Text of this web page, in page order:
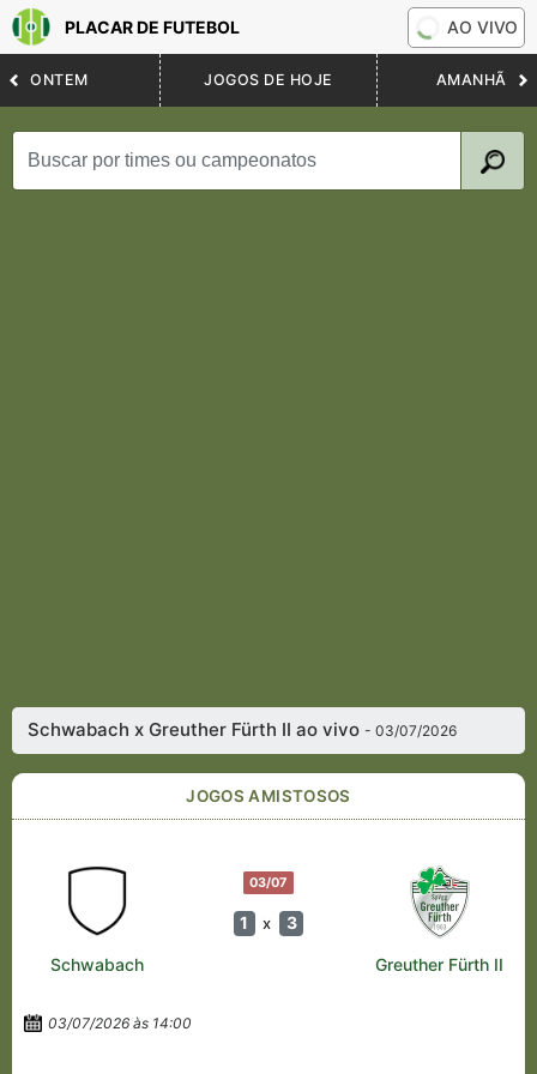
PLACAR DE FUTEBOL AO VIVO
ONTEM JOGOS DE HOJE AMANHÃ
Schwabach x Greuther Fürth II ao vivo- 03/07/2026
JOGOS AMISTOSOS
03/07
1 x 3
Schwabach Greuther Fürth II
03/07/2026 às 14:00